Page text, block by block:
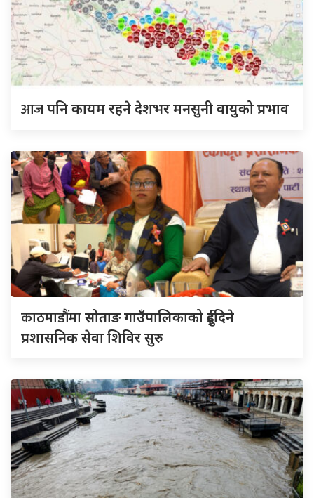
आजपनि कायम रहने देशभर मनसुनी वायुको प्रभाव
काठमाडौंमासोताङ गाउँपालिकाको दुईदिने
प्रशासनिक सेवा शिविर सुरु